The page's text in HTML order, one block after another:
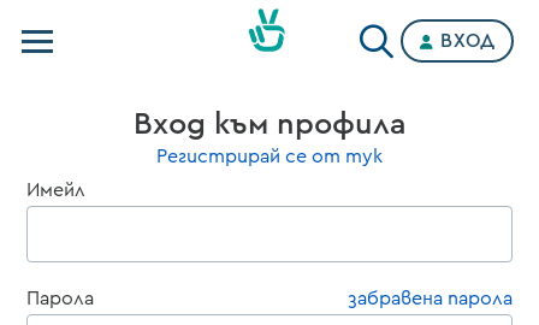
Категории
ВХОД
Вход към профила
Регистрирай се от тук
Имейл
Парола забравена парола